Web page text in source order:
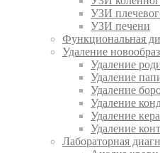
УЗИ
УЗИ печени
Функциональная
Удаление
Удаление
Удаление
Удаление
Удаление
Удаление
Удаление
Лабораторная